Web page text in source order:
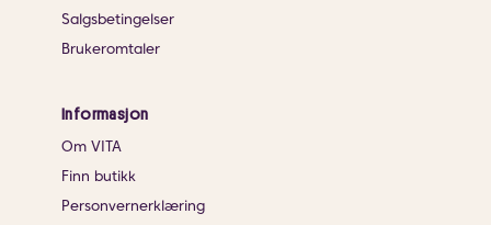
Salgsbetingelser
Brukeromtaler
Informasjon
Om VITA
Finn butikk
Personvernerklæring